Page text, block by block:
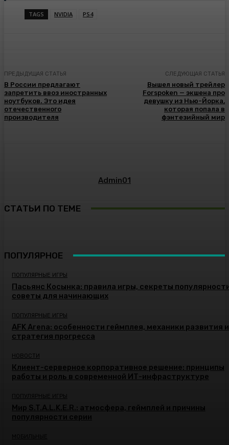
TAGS NVIDIA PS4
ПРЕДЫДУЩАЯ СТАТЬЯ
В России предлагают
запретить ввоз иностранных
ноутбуков. Это идея
отечественного
производителя
СЛЕДУЮЩАЯ СТАТЬЯ
Вышел новый трейлер
Forspoken — экшена про
девушку из Нью-Йорка,
которая попала в
фэнтезийный мир
Admin01
СТАТЬИ ПО ТЕМЕ
ПОПУЛЯРНОЕ
ПОПУЛЯРНЫЕ ИГРЫ
Пасьянс Косынка: правила игры, секреты
советы для начинающих
ПОПУЛЯРНЫЕ ИГРЫ
AFK Arena: особенности геймплея, механики развития и
стратегия прогресса
НОВОСТИ
Клиент-серверное корпоративное решение: принципы
работы и роль в современной ИТ-инфраструктуре
ПОПУЛЯРНЫЕ ИГРЫ
Мир S.T.A.L.K.E.R.: атмосфера, геймплей и причины
популярности серии